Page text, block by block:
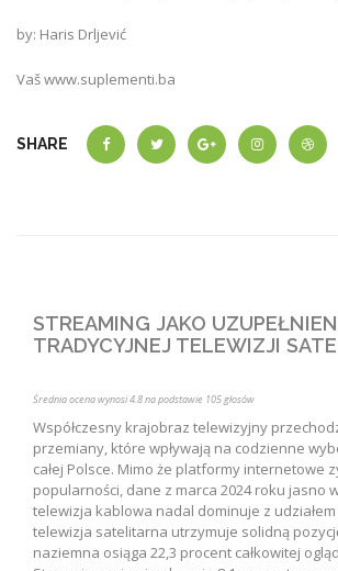
by: Haris Drljević
Vašwww.suplementi.ba
SHARE
STREAMING JAKO
TRADYCYJNEJ TELEWIZJI
Średnia ocena wynosi4.8na podstawie 105głosów
Współczesny krajobraz telewizyjny
przemiany, które wpływają na codzienne
całej Polsce. Mimo że platformy internetowe
popularności, dane z marca 2024 roku jasno
telewizja kablowa nadal dominuje z udziałem
telewizja satelitarna utrzymuje solidną
naziemna osiąga 22,3 procent całkowitej